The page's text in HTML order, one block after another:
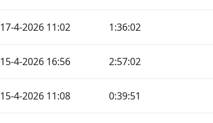
17-4-2026 11:02 1:36:02
15-4-2026 16:56 2:57:02
15-4-2026 11:08 0:39:51